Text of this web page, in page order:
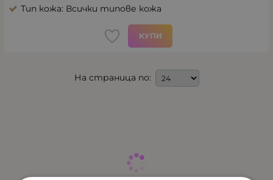
Тип кожа: Всички типове кожа
КУПИ
На страница по: